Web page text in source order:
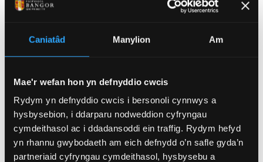
Caniatâd Manylion Am
Mae'r wefan hon yn defnyddio cwcis
Rydym yn defnyddio cwcis i bersonoli cynnwys a
hysbysebion, i ddarparu nodweddion cyfryngau
cymdeithasol ac i ddadansoddi ein traffig. Rydym hefyd
yn rhannu gwybodaeth am eich defnydd o’n safle gyda’n
partneriaid cyfryngau cymdeithasol, hysbysebu a
ymchwil ac arloesi Cymru, yn ogystal â helpu i
byd ehangach.
Yr Athro Judy Hutchings,Athro mewn Seicoleg
Darllen Bywgraffiad yr Athro Hutchings